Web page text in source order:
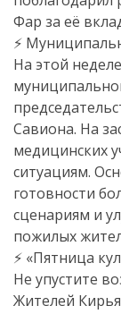
Фар за её
⚡️
На этой
Савиона. На
медицинских
ситуациям.
готовности
сценариям и
пожилых
⚡️ «Пятница
Не упустите
Жителей